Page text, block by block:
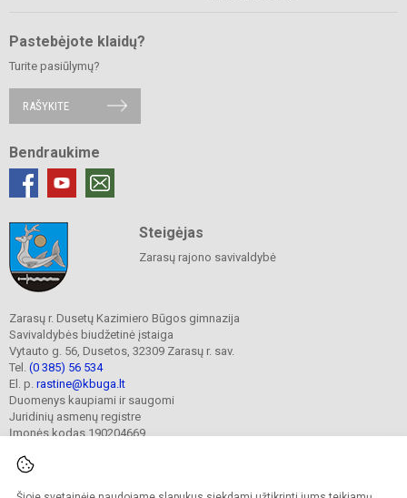
Pastebėjote klaidų?
Turite pasiūlymų?
RAŠYKITE
Bendraukime
Steigėjas
Zarasų rajono savivaldybė
Zarasų r. Dusetų Kazimiero Būgos gimnazija
Savivaldybės biudžetinė įstaiga
Vytauto g. 56, Dusetos, 32309 Zarasų r. sav.
Tel. (0 385) 56 534
El. p. rastine@kbuga.lt
Duomenys kaupiami ir saugomi
Juridinių asmenų registre
Įmonės kodas 190204669